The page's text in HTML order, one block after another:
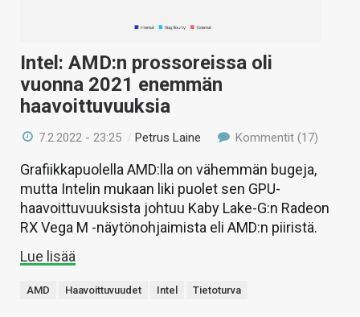
HAKU
Intel: AMD:n prossoreissa oli
vuonna 2021 enemmän
haavoittuvuuksia
7.2.2022 - 23:25 /Petrus Laine Kommentit (17)
Grafiikkapuolella AMD:lla on vähemmän bugeja,
mutta Intelin mukaan liki puolet sen GPU-
haavoittuvuuksista johtuu Kaby Lake-G:n Radeon
RX Vega M -näytönohjaimista eli AMD:n piiristä.
Lue lisää
AMD Haavoittuvuudet Intel Tietoturva